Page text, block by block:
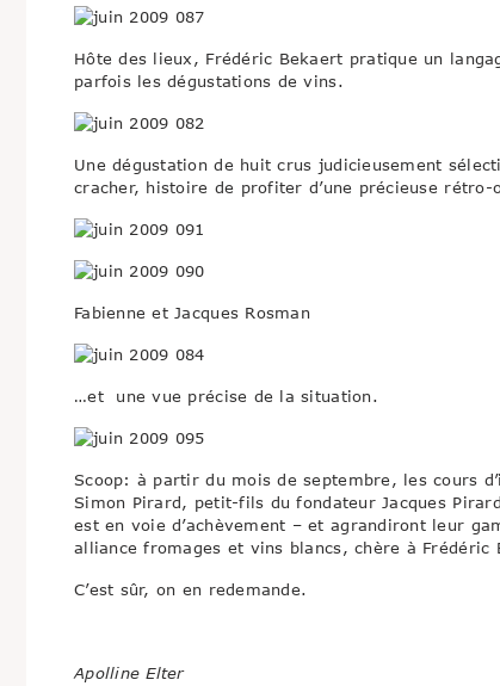
Hôte des lieux, Frédéric Bekaert pratique un
parfois les dégustations de vins.
Une dégustation de huit crus judicieusement
cracher, histoire de profiter d’une précieuse
Fabienne et Jacques Rosman
…et une vue précise de la situation.
Scoop: à partir du mois de septembre, les cours
Simon Pirard, petit-fils du fondateur Jacques
est en voie d’achèvement – et agrandiront leur
alliance fromages et vins blancs, chère à Frédéric
C’est sûr, on en redemande.
Apolline Elter